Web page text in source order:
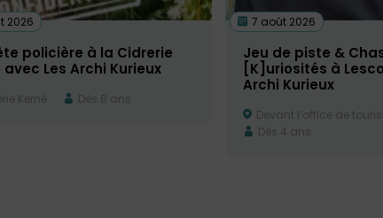
2026
policière à la Cidrerie
avec Les Archi Kurieux
Kerné Dès 8 ans
7 août 2026
Jeu de piste &
[K]uriosités à
Archi Kurieux
Devant l’office de
Dès 4 ans